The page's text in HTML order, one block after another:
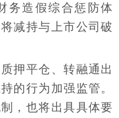
务造假综合惩防体
减持与上市公司破
押平仓、转融通出
的行为加强监管。
，也将出具具体要